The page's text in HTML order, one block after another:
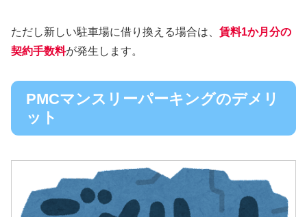
ただし新しい駐車場に借り換える場合は、 賃料1か月分の
契約手数料が発生します。
PMCマンスリーパーキングのデメリ
ット